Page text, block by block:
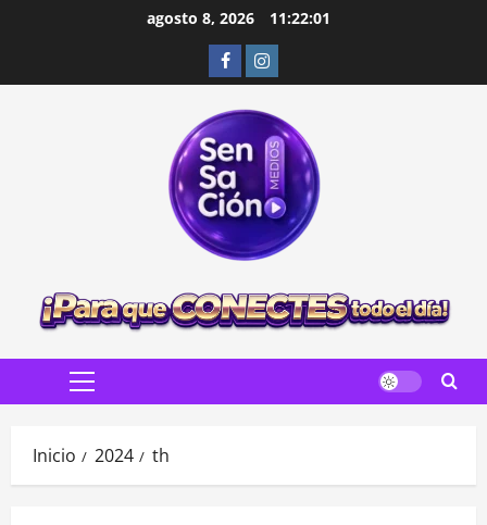
agosto 8, 2026 11:22:03
FacebookInstagram
Menú
Inicio 2024 th